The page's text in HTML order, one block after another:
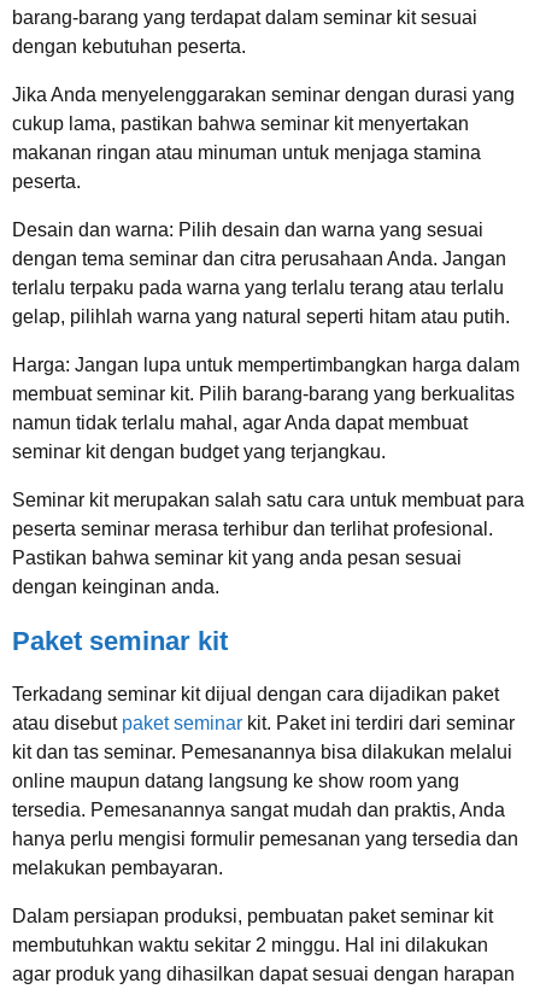
barang-barang yang terdapat dalam seminar kit sesuai
dengan kebutuhan peserta.
Jika Anda menyelenggarakan seminar dengan durasi yang
cukup lama, pastikan bahwa seminar kit menyertakan
makanan ringan atau minuman untuk menjaga stamina
peserta.
Desain dan warna: Pilih desain dan warna yang sesuai
dengan tema seminar dan citra perusahaan Anda. Jangan
terlalu terpaku pada warna yang terlalu terang atau terlalu
gelap, pilihlah warna yang natural seperti hitam atau putih.
Harga: Jangan lupa untuk mempertimbangkan harga dalam
membuat seminar kit. Pilih barang-barang yang berkualitas
namun tidak terlalu mahal, agar Anda dapat membuat
seminar kit dengan budget yang terjangkau.
Seminar kit merupakan salah satu cara untuk membuat para
peserta seminar merasa terhibur dan terlihat profesional.
Pastikan bahwa seminar kit yang anda pesan sesuai
dengan keinginan anda.
Paket seminar kit
Terkadang seminar kit dijual dengan cara dijadikan paket
atau disebut paket seminar kit. Paket ini terdiri dari seminar
kit dan tas seminar. Pemesanannya bisa dilakukan melalui
online maupun datang langsung ke show room yang
tersedia. Pemesanannya sangat mudah dan praktis, Anda
hanya perlu mengisi formulir pemesanan yang tersedia dan
melakukan pembayaran.
Dalam persiapan produksi, pembuatan paket seminar kit
membutuhkan waktu sekitar 2 minggu. Hal ini dilakukan
agar produk yang dihasilkan dapat sesuai dengan harapan